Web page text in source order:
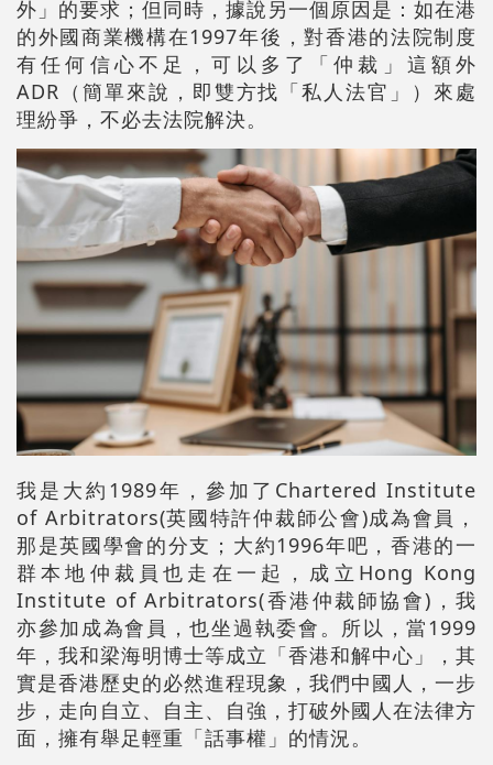
外」的要求；但同時，據說另一個原因是：如在港
的外國商業機構在1997年後，對香港的法院制度
有任何信心不足，可以多了「仲裁」這額外
ADR（簡單來說，即雙方找「私人法官」）來處
理紛爭，不必去法院解決。
我是大約1989年，參加了Chartered Institute
of Arbitrators(英國特許仲裁師公會)成為會員，
那是英國學會的分支；大約1996年吧，香港的一
群本地仲裁員也走在一起，成立Hong Kong
Institute of Arbitrators(香港仲裁師協會)，我
亦參加成為會員，也坐過執委會。所以，當1999
年，我和梁海明博士等成立「香港和解中心」，其
實是香港歷史的必然進程現象，我們中國人，一步
步，走向自立、自主、自強，打破外國人在法律方
面，擁有舉足輕重「話事權」的情況。